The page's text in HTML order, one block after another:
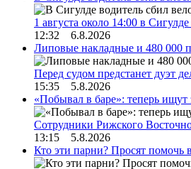
1 августа около 14:00 в
12:32 6.8.2026
Липовые накладные и 480 000
Перед судом предстанет дуэт
15:35 5.8.2026
«Побывал в баре»: теперь ищут
Сотрудники Рижского
13:15 5.8.2026
Кто эти парни? Просят помочь